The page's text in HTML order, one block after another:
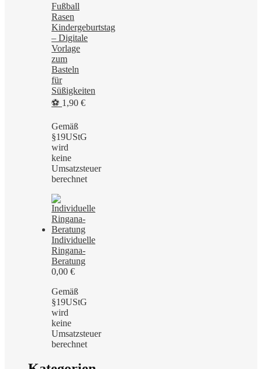
Fußball
Rasen
Kindergeburtstag
– Digitale
Vorlage
zum
Basteln
für
Süßigkeiten
⚽ 1,90 €
Gemäß
§19UStG
wird
keine
Umsatzsteuer
berechnet
Individuelle
Ringana-
Beratung
0,00 €
Gemäß
§19UStG
wird
keine
Umsatzsteuer
berechnet